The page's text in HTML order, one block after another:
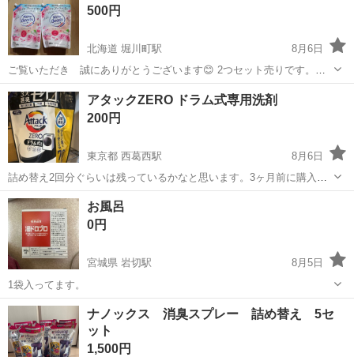
500円
北海道 堀川町駅
8月6日
ご覧いただき 誠にありがとうございます😊 2つセット売りです。
新品未使用品です。
北海道 函館市 堀川町駅 洗濯用品
アタックZERO ドラム式専用洗剤
200円
東京都 西葛西駅
8月6日
詰め替え2回分ぐらいは残っているかなと思います。3ヶ月前に購入し
ました。引越しで洗濯機がドラム式では無くなるので出品します。
東京 江戸川区 西葛西駅
お風呂
0円
宮城県 岩切駅
8月5日
1袋入ってます。
宮城 仙台市 岩切駅 洗濯用品 風呂
ナノックス 消臭スプレー 詰め替え 5セ
ット
1,500円